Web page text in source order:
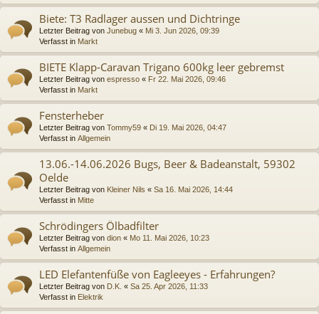
Biete: T3 Radlager aussen und Dichtringe
Letzter Beitrag von Junebug « Mi 3. Jun 2026, 09:39
Verfasst in Markt
BIETE Klapp-Caravan Trigano 600kg leer gebremst
Letzter Beitrag von espresso « Fr 22. Mai 2026, 09:46
Verfasst in Markt
Fensterheber
Letzter Beitrag von Tommy59 « Di 19. Mai 2026, 04:47
Verfasst in Allgemein
13.06.-14.06.2026 Bugs, Beer & Badeanstalt, 59302
Oelde
Letzter Beitrag von Kleiner Nils « Sa 16. Mai 2026, 14:44
Verfasst in Mitte
Schrödingers Ölbadfilter
Letzter Beitrag von dion « Mo 11. Mai 2026, 10:23
Verfasst in Allgemein
LED Elefantenfüße von Eagleeyes - Erfahrungen?
Letzter Beitrag von D.K. « Sa 25. Apr 2026, 11:33
Verfasst in Elektrik